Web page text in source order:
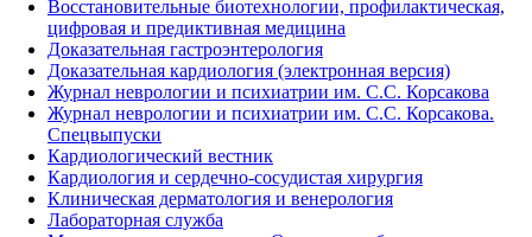
Восстановительные биотехнологии, профилактическая,
цифровая и предиктивная медицина
Доказательная гастроэнтерология
Доказательная кардиология (электронная версия)
Журнал неврологии и психиатрии им. С.С. Корсакова
Журнал неврологии и психиатрии им. С.С. Корсакова.
Спецвыпуски
Кардиологический вестник
Кардиология и сердечно-сосудистая хирургия
Клиническая дерматология и венерология
Лабораторная служба